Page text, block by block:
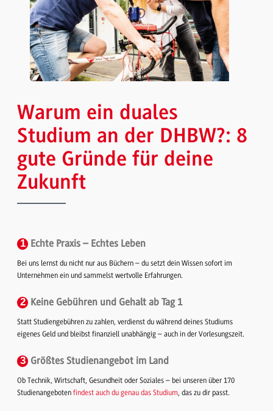
Warum ein duales
Studium an der DHBW?: 8
gute Gründe für deine
Zukunft
1 Echte Praxis– Echtes Leben
Bei uns lernst du nicht nur aus Büchern – du setzt dein Wissen sofort im
Unternehmen ein und sammelst wertvolle Erfahrungen.
2 Keine Gebühren und Gehalt ab Tag 1
Statt Studiengebühren zu zahlen, verdienst du während deines Studiums
eigenes Geld und bleibst finanziell unabhängig – auch in der Vorlesungszeit.
3 Größtes Studienangebot im Land
Ob Technik, Wirtschaft, Gesundheit oder Soziales – bei unseren über 170
Studienangeboten findest auch du genau das Studium, das zu dir passt.